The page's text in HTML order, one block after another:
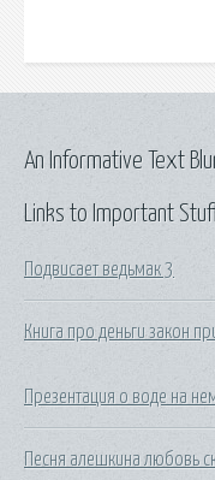
Links to Important
Подвисает ведьмак 3
Книга про деньги закон
Презентация о воде на
Песня алешкина любовь
An Informative Text